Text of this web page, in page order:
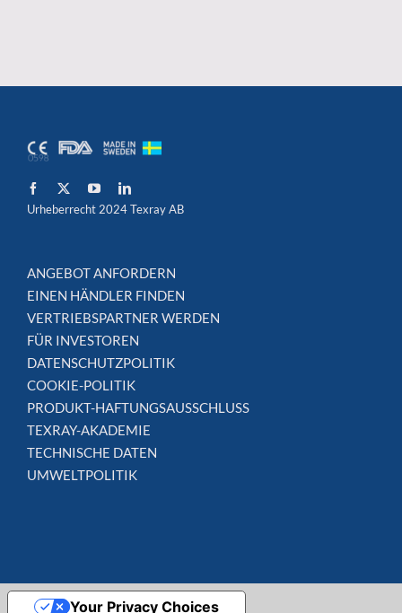
Urheberrecht 2024 Texray AB
ANGEBOT ANFORDERN
EINEN HÄNDLER FINDEN
VERTRIEBSPARTNER WERDEN
FÜR INVESTOREN
DATENSCHUTZPOLITIK
COOKIE-POLITIK
PRODUKT-HAFTUNGSAUSSCHLUSS
TEXRAY-AKADEMIE
TECHNISCHE DATEN
UMWELTPOLITIK
Your Privacy Choices